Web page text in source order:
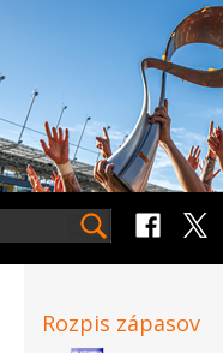
Rozpis zápasov